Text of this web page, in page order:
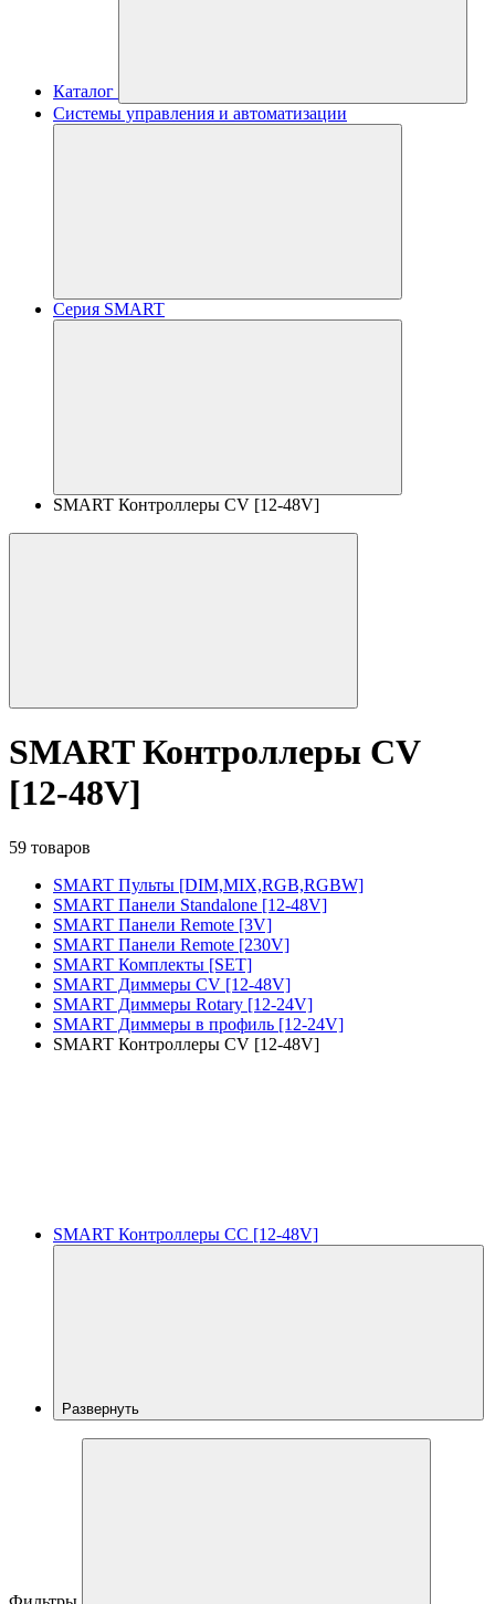
Каталог
Системы управления и автоматизации
Серия SMART
SMART Контроллеры CV [12-48V]
SMART Контроллеры CV
[12-48V]
59 товаров
SMART Пульты [DIM,MIX,RGB,RGBW]
SMART Панели Standalone [12-48V]
SMART Панели Remote [3V]
SMART Панели Remote [230V]
SMART Комплекты [SET]
SMART Диммеры CV [12-48V]
SMART Диммеры Rotary [12-24V]
SMART Диммеры в профиль [12-24V]
SMART Контроллеры CV [12-48V]
SMART Контроллеры CC [12-48V]
Развернуть